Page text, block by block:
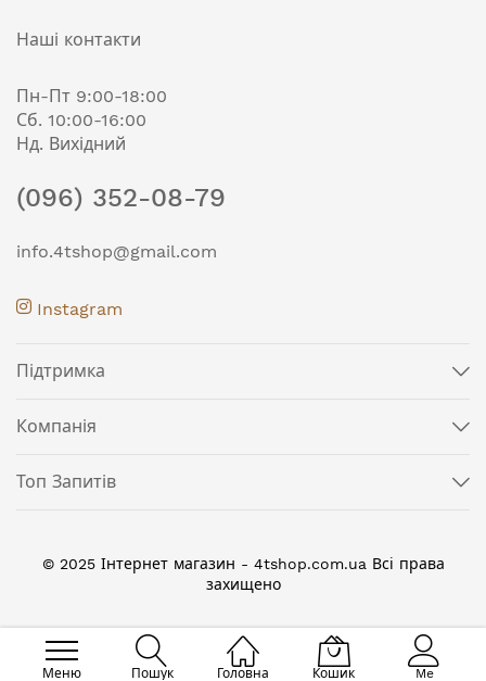
Меню Пошук Головна Кошик Me
Наші контакти
Пн-Пт 9:00-18:00
Сб. 10:00-16:00
Нд. Вихідний
(096) 352-08-79
info.4tshop@gmail.com
Instagram
Підтримка
Компанія
Топ Запитів
© 2025 Інтернет магазин - 4tshop.com.ua Всі права
захищено